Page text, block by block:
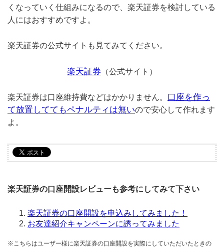
くなっていく仕組みになるので、楽天証券を検討している
人にはおすすめですよ。
楽天証券の公式サイトも見てみてください。
楽天証券 （公式サイト）
楽天証券は口座維持費などはかかりません。 口座を作っ
て放置しててもペナルティは無いので安心して作れます
よ。
楽天証券の口座開設レビューも参考にしてみて下さい
楽天証券の口座開設を申込みしてみました！
お友達紹介キャンペーンに誘ってみました
※こちらはユーザー様に楽天証券の口座開設を実際にしていただいたときの